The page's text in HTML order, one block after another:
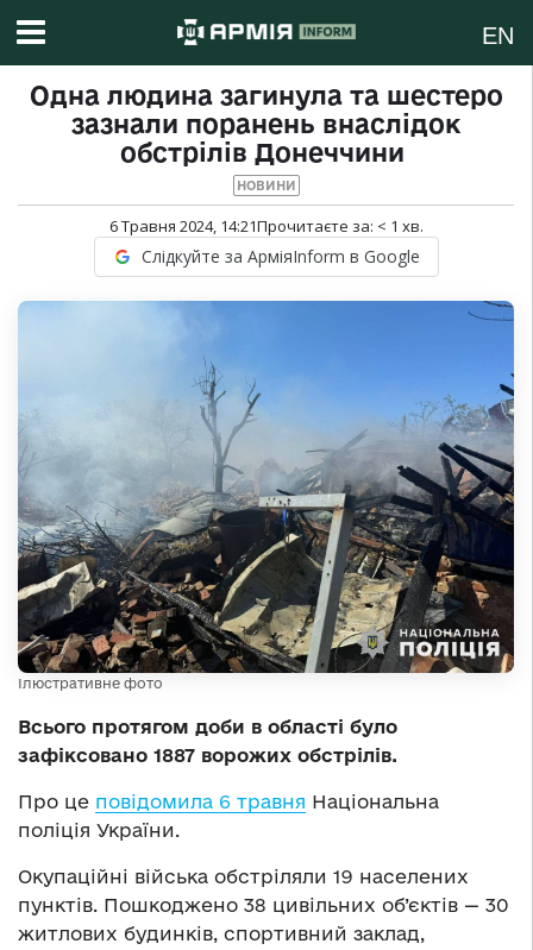
EN
Одна людина загинула та шестеро
зазнали поранень внаслідок
обстрілів Донеччини
НОВИНИ
6 Травня 2024, 14:21Прочитаєте за: < 1 хв.
Слідкуйте за АрміяInform в Google
Ілюстративне фото
Всього протягом доби в області було
зафіксовано 1887 ворожих обстрілів.
Про це повідомила 6 травня Національна
поліція України.
Окупаційні війська обстріляли 19 населених
пунктів. Пошкоджено 38 цивільних об’єктів — 30
житлових будинків, спортивний заклад,